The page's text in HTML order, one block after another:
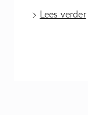
Lees verder